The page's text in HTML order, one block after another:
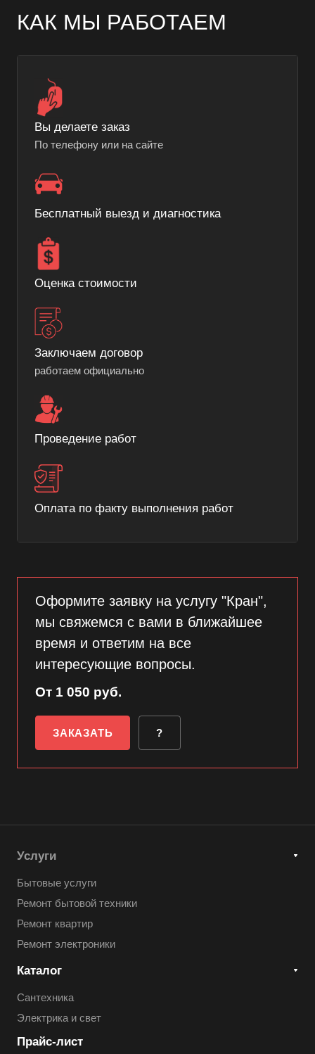
КАК МЫ РАБОТАЕМ
Вы делаете заказ
По телефону или на сайте
Бесплатный выезд и диагностика
Оценка стоимости
Заключаем договор
работаем официально
Проведение работ
Оплата по факту выполнения работ
Оформите заявку на услугу "Кран",
мы свяжемся с вами в ближайшее
время и ответим на все
интересующие вопросы.
От 1 050 руб.
ЗАКАЗАТЬ ?
Услуги
Бытовые услуги
Ремонт бытовой техники
Ремонт квартир
Ремонт электроники
Каталог
Сантехника
Электрика и свет
Прайс-лист